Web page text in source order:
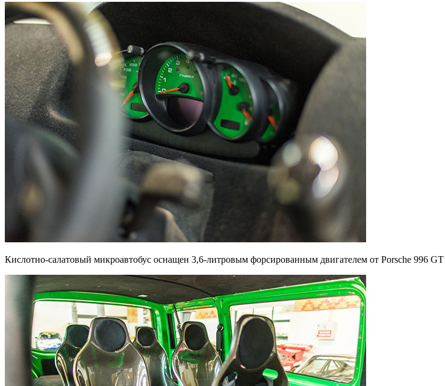
Кислотно-салатовый микроавтобус оснащен 3,6-литровым форсированным двигателем от Porsche 996